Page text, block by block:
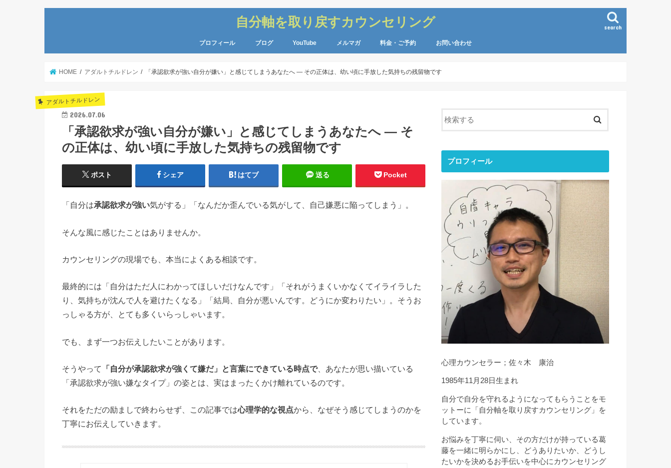
自分軸を取り戻すカウンセリング search
プロフィール ブログ YouTube メルマガ 料金・ご予約 お問い合わせ
HOME アダルトチルドレン 「承認欲求が強い自分が嫌い」と感じてしまうあなたへ ― その正体は、幼い頃に手放した気持ちの残留物です
アダルトチルドレン
2026.07.06
「承認欲求が強い自分が嫌い」と感じてしまうあなたへ ― そ
の正体は、幼い頃に手放した気持ちの残留物です
ポスト シェア はてブ 送る Pocket
「自分は承認欲求が強い気がする」「なんだか歪んでいる気がして、自己嫌悪に陥ってしまう」。
そんな風に感じたことはありませんか。
カウンセリングの現場でも、本当によくある相談です。
最終的には「自分はただ人にわかってほしいだけなんです」「それがうまくいかなくてイライラした
り、気持ちが沈んで人を避けたくなる」「結局、自分が悪いんです。どうにか変わりたい」。そうお
っしゃる方が、とても多くいらっしゃいます。
でも、まず一つお伝えしたいことがあります。
そうやって 「自分が承認欲求が強くて嫌だ」と言葉にできている時点で、あなたが思い描いている
「承認欲求が強い嫌なタイプ」の姿とは、実はまったくかけ離れているのです。
それをただの励ましで終わらせず、この記事では心理学的な視点から、なぜそう感じてしまうのかを
丁寧にお伝えしていきます。
プロフィール
心理カウンセラー；佐々木 康治
1985年11月28日生まれ
自分で自分を守れるようになってもらうことをモ
ットーに「自分軸を取り戻すカウンセリング」を
しています。
お悩みを丁寧に伺い、その方だけが持っている葛
藤を一緒に明らかにし、どうありたいか、どうし
たいかを決めるお手伝いを中心にカウンセリング